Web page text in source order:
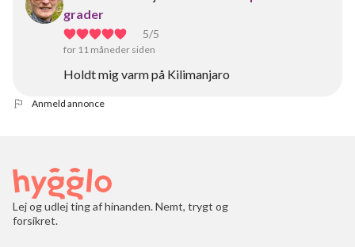
grader
5/5
for 11 måneder siden
Holdt mig varm på Kilimanjaro
Anmeld annonce
Lej og udlej ting af hinanden. Nemt, trygt og
forsikret.